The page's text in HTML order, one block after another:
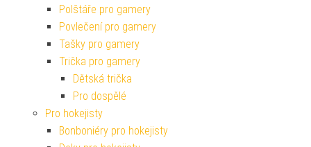
Polštáře pro gamery
Povlečení pro gamery
Tašky pro gamery
Trička pro gamery
Dětská trička
Pro dospělé
Pro hokejisty
Bonboniéry pro hokejisty